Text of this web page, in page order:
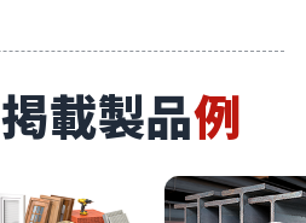
掲載製品例